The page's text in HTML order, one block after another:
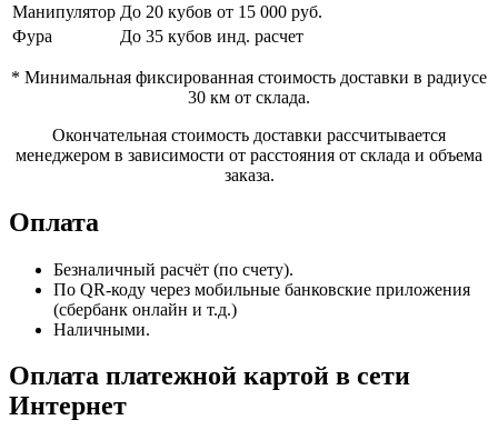
Манипулятор До 20 кубов от 15 000 руб.
Фура
До 35 кубов инд. расчет
* Минимальная фиксированная стоимость доставки в радиусе
30 км от склада.
Окончательная стоимость доставки рассчитывается
менеджером в зависимости от расстояния от склада и объема
заказа.
Оплата
Безналичный расчёт (по счету).
По QR-коду через мобильные банковские приложения
(сбербанк онлайн и т.д.)
Наличными.
Оплата платежной картой в сети
Интернет